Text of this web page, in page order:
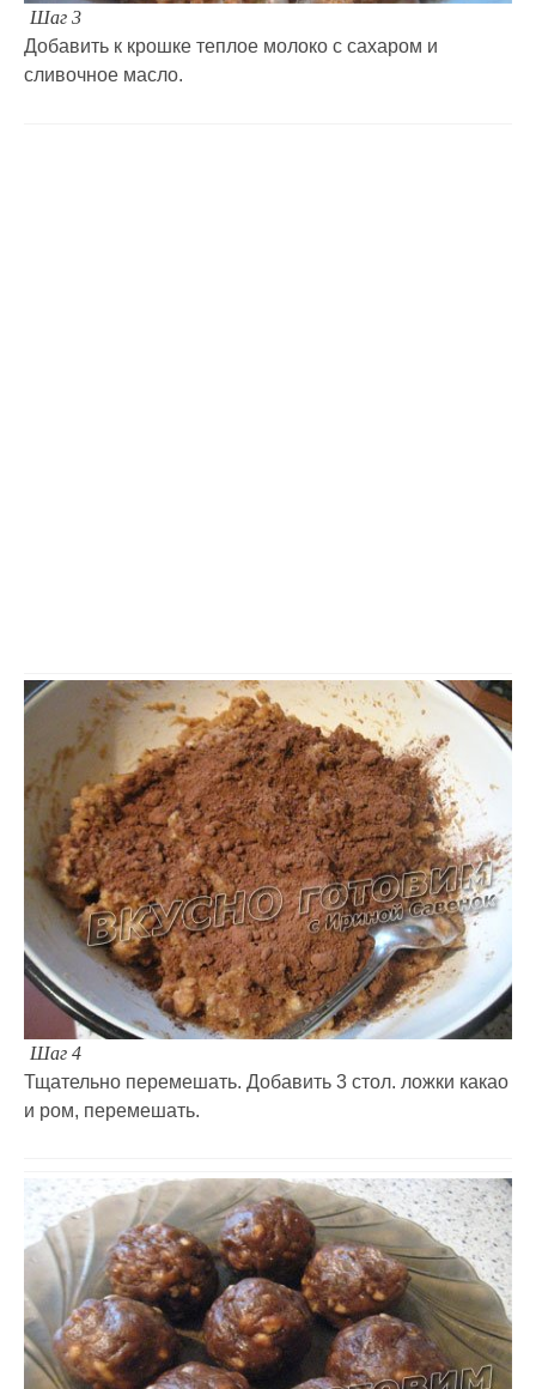
Шаг 3
Добавить к крошке теплое молоко с сахаром и
сливочное масло.
Шаг 4
Тщательно перемешать. Добавить 3 стол. ложки какао
и ром, перемешать.